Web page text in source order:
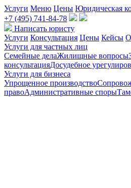
Услуги Меню Цены Юридическая
+7 (495) 741-84-78
Написать юристу
Услуги Консультация Цены Кейсы
Услуги для частных лиц
Семейные делаЖилищные вопросы
консультацияДосудебное
Услуги для бизнеса
Упрощенное производство
правоАдминистративные споры